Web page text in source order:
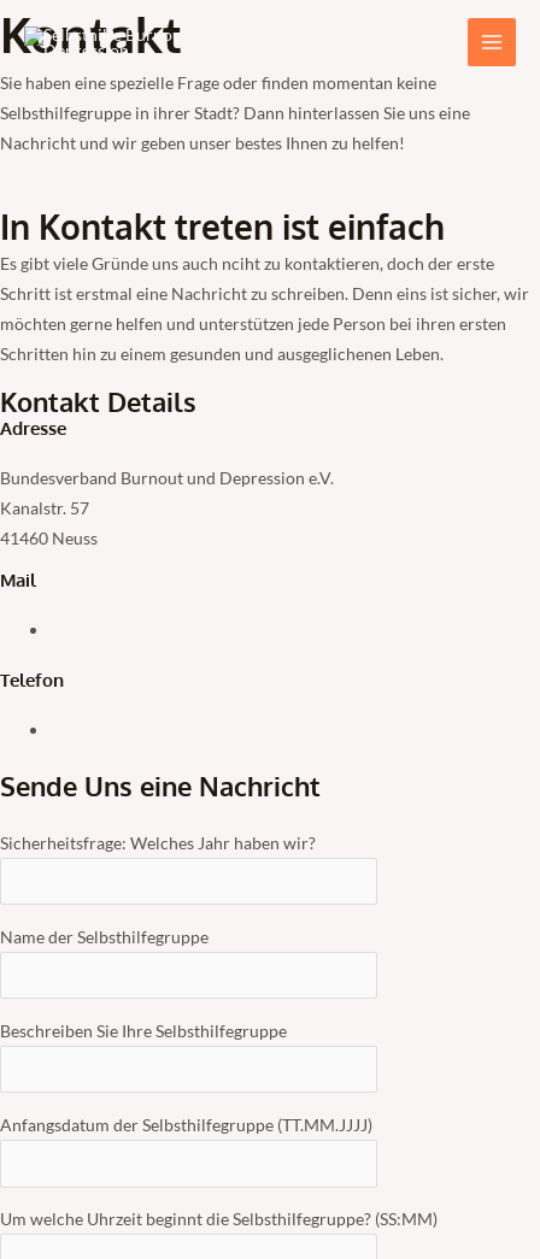
Zum
Inhalt
springen
Main
Kontakt
Sie haben eine spezielle Frage oder finden momentan keine
Selbsthilfegruppe in ihrer Stadt? Dann hinterlassen Sie uns eine
Nachricht und wir geben unser bestes Ihnen zu helfen!
In Kontakt treten ist einfach
Es gibt viele Gründe uns auch nciht zu kontaktieren, doch der erste
Schritt ist erstmal eine Nachricht zu schreiben. Denn eins ist sicher, wir
möchten gerne helfen und unterstützen jede Person bei ihren ersten
Schritten hin zu einem gesunden und ausgeglichenen Leben.
Kontakt Details
Adresse
Bundesverband Burnout und Depression e.V.
Kanalstr. 57
41460 Neuss
Mail
Telefon
Sende Uns eine Nachricht
Sicherheitsfrage: Welches Jahr haben wir?
Name der Selbsthilfegruppe
Beschreiben Sie Ihre Selbsthilfegruppe
Anfangsdatum der Selbsthilfegruppe (TT.MM.JJJJ)
Um welche Uhrzeit beginnt die Selbsthilfegruppe? (SS:MM)